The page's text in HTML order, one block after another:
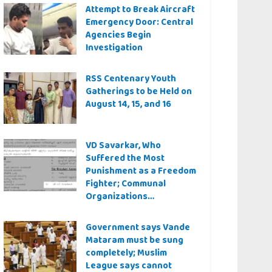
Attempt to Break Aircraft
Emergency Door: Central
Agencies Begin
Investigation
RSS Centenary Youth
Gatherings to be Held on
August 14, 15, and 16
VD Savarkar, Who
Suffered the Most
Punishment as a Freedom
Fighter; Communal
Organizations
Quiz Question
Government says Vande
Mataram must be sung
completely; Muslim
League says cannot